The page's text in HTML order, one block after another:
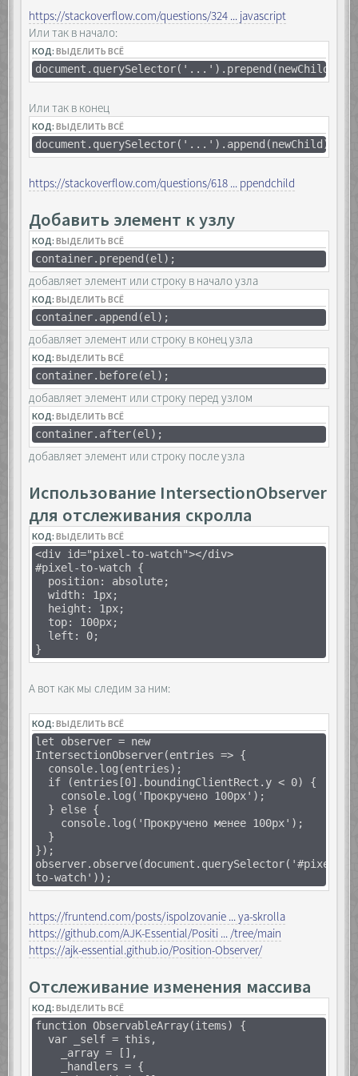
https://stackoverflow.com/questions/324 ... javascript
Или так в начало:
КОД:ВЫДЕЛИТЬ ВСЁ
document.querySelector('...').prepend(newChild);
Или так в конец
КОД:ВЫДЕЛИТЬ ВСЁ
document.querySelector('...').append(newChild);
https://stackoverflow.com/questions/618 ... ppendchild
Добавить элемент к узлу
КОД:ВЫДЕЛИТЬ ВСЁ
container.prepend(el);
добавляет элемент или строку в начало узла
КОД:ВЫДЕЛИТЬ ВСЁ
container.append(el);
добавляет элемент или строку в конец узла
КОД:ВЫДЕЛИТЬ ВСЁ
container.before(el);
добавляет элемент или строку перед узлом
КОД:ВЫДЕЛИТЬ ВСЁ
container.after(el);
добавляет элемент или строку после узла
Использование IntersectionObserver
для отслеживания скролла
КОД:ВЫДЕЛИТЬ ВСЁ
<div id="pixel-to-watch"></div>
#pixel-to-watch {
position: absolute;
width: 1px;
height: 1px;
top: 100px;
left: 0;
}
А вот как мы следим за ним:
КОД:ВЫДЕЛИТЬ ВСЁ
let observer = new
IntersectionObserver(entries => {
console.log(entries);
if (entries[0].boundingClientRect.y < 0) {
console.log('Прокручено 100px');
} else {
console.log('Прокручено менее 100px');
}
});
observer.observe(document.querySelector('#pixel-
to-watch'));
https://fruntend.com/posts/ispolzovanie ... ya-skrolla
https://github.com/AJK-Essential/Positi ... /tree/main
https://ajk-essential.github.io/Position-Observer/
Отслеживание изменения массива
КОД:ВЫДЕЛИТЬ ВСЁ
function ObservableArray(items) {
var _self = this,
_array = [],
_handlers = {